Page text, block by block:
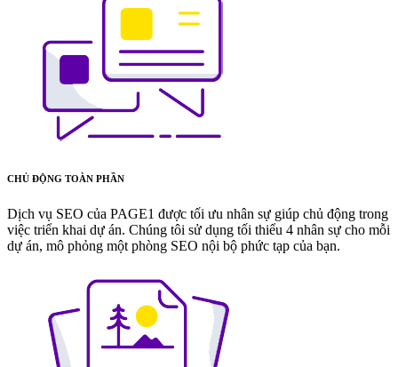
CHỦ ĐỘNG TOÀN PHẦN
Dịch vụ SEO của PAGE1 được tối ưu nhân sự giúp chủ động trong
việc triển khai dự án. Chúng tôi sử dụng tối thiểu 4 nhân sự cho mỗi
dự án, mô phỏng một phòng SEO nội bộ phức tạp của bạn.